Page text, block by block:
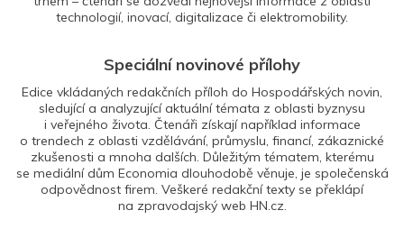
technologií, inovací, digitalizace či elektromobility.
Speciální novinové přílohy
Edice vkládaných redakčních příloh do Hospodářských novin,
sledující a analyzující aktuální témata z oblasti byznysu
i veřejného života. Čtenáři získají například informace
o trendech z oblasti vzdělávání, průmyslu, financí, zákaznické
zkušenosti a mnoha dalších. Důležitým tématem, kterému
se mediální dům Economia dlouhodobě věnuje, je společenská
odpovědnost firem. Veškeré redakční texty se překlápí
na zpravodajský web HN.cz.